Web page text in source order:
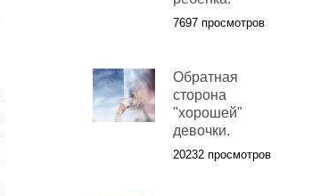
7697 просмотров
Обратная
сторона
"хорошей"
девочки.
20232 просмотров